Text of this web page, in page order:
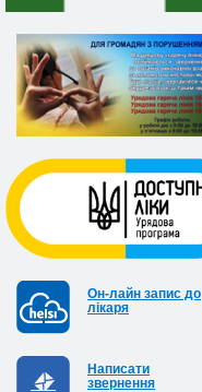
Он-лайн запис до
лікаря
Написати
звернення